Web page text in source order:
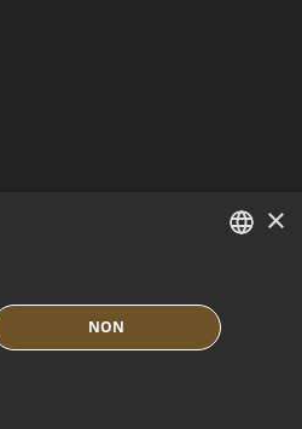
COOKIES
SPANISH
×
NON